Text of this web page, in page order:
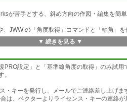
が苦手とする、斜め方向の作図・編集を簡
JWW の「角度取得」コマンドと「軸角」を
が簡単に行えます。
リー)を記録し、再利用できます。
グループ解除せずに行うことができます。
行います。tanθは勾配屋根の断面描画に便利
▼ 続きを見る ▼
PRO設定」と「基準線角度の取得」のみ試
。
・キーを発行し、メールでご連絡差し上げま
は、ベクターよりライセンス・キーの連絡が